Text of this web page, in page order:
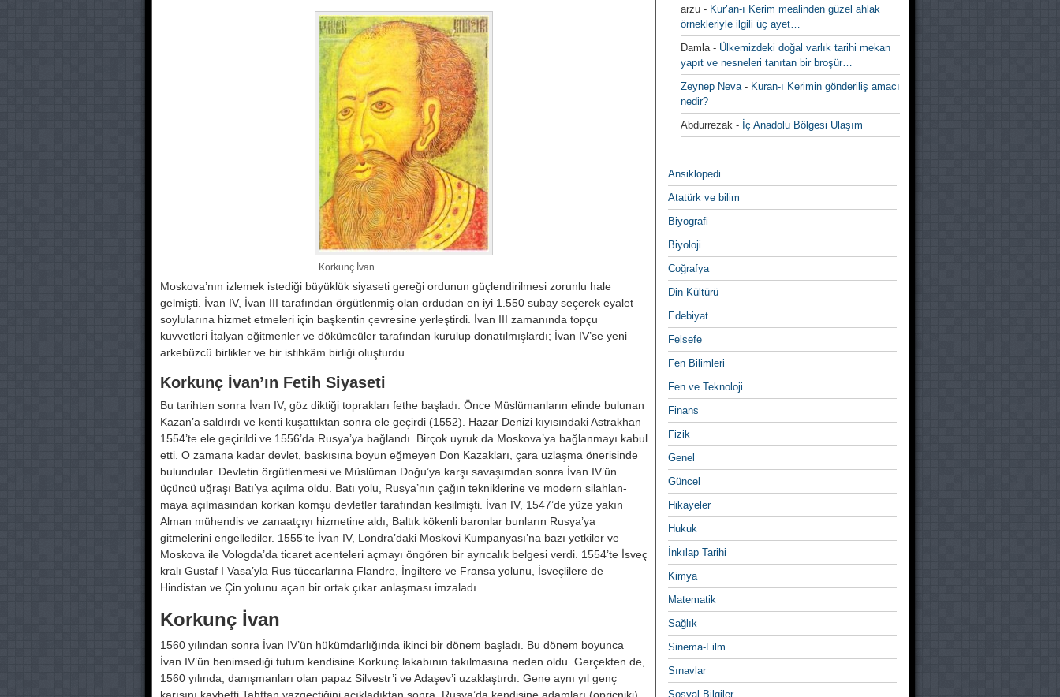
Korkunç İvan
Moskova’nın izlemek istediği büyük­lük siyaseti gereği ordunun güçlendi­rilmesi zorunlu hale
gelmişti. İvan IV, İvan III tarafından örgütlenmiş olan ordudan en iyi 1.550 subay seçerek eyalet
soylularına hizmet etmeleri için başkentin çevresine yerleştirdi. İvan III zamanında topçu
kuvvetleri İtal­yan eğitmenler ve dökümcüler tara­fından kurulup donatılmışlardı; İvan IV’se yeni
arkebüzcü birlikler ve bir istihkâm birliği oluşturdu.
Korkunç İvan’ın Fetih Siyaseti
Bu tarihten sonra İvan IV, göz diktiği toprakları fethe başladı. Önce Müslü­manların elinde bulunan
Kazan’a sal­dırdı ve kenti kuşattıktan sonra ele ge­çirdi (1552). Hazar Denizi kıyısındaki Astrakhan
1554’te ele geçirildi ve 1556’da Rusya’ya bağlandı. Birçok uyruk da Moskova’ya bağlanmayı ka­bul
etti. O zamana kadar devlet, bas­kısına boyun eğmeyen Don Kazakla­rı, çara uzlaşma önerisinde
bulundu­lar. Devletin örgütlenmesi ve Müslü­man Doğu’ya karşı savaşımdan son­ra İvan IV’ün
üçüncü uğraşı Batı’ya açılma oldu. Batı yolu, Rusya’nın ça­ğın tekniklerine ve modern silahlan­
maya açılmasından korkan komşu devletler tarafından kesilmişti. İvan IV, 1547’de yüze yakın
Alman mühendis ve zanaatçıyı hizmetine aldı; Baltık kökenli baronlar bunların Rusya’ya
gitmelerini engellediler. 1555’te İvan IV, Londra’daki Moskovi Kumpanyası’na bazı yetkiler ve
Moskova ile Vologda’da ticaret acenteleri aç­mayı öngören bir ayrıcalık belgesi verdi. 1554’te İsveç
kralı Gustaf I Vasa’yla Rus tüccarlarına Flandre, İn­giltere ve Fransa yolunu, İsveçlilere de
Hindistan ve Çin yolunu açan bir ortak çıkar anlaşması imzaladı.
Korkunç İvan
1560 yılından sonra İvan IV’ün hü­kümdarlığında ikinci bir dönem baş­ladı. Bu dönem boyunca
İvan IV’ün benimsediği tutum kendisine Korkunç lakabının takılmasına neden oldu. Gerçekten de,
1560 yılında, danış­manları olan papaz Silvestr’i ve Adaşev’i uzaklaştırdı. Gene aynı yıl genç
arzu - Kur’an-ı Kerim mealinden güzel ahlak
örnekleriyle ilgili üç ayet…
Damla- Ülkemizdeki doğal varlık tarihi mekan
yapıt ve nesneleri tanıtan bir broşür…
Zeynep Neva- Kuran-ı Kerimin gönderiliş amacı
nedir?
Abdurrezak - İç Anadolu Bölgesi Ulaşım
Ansiklopedi
Atatürk ve bilim
Biyografi
Biyoloji
Coğrafya
Din Kültürü
Edebiyat
Felsefe
Fen Bilimleri
Fen ve Teknoloji
Finans
Fizik
Genel
Güncel
Hikayeler
Hukuk
İnkılap Tarihi
Kimya
Matematik
Sağlık
Sinema-Film
Sınavlar
Sosyal Bilgiler